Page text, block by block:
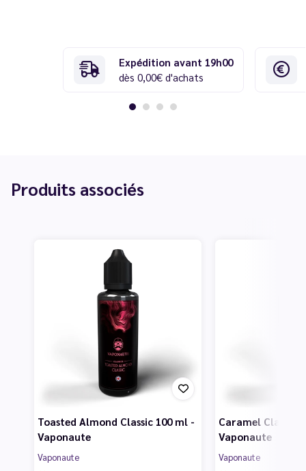
Expédition avant 19h00
dès 0,00€ d'achats
Produits associés
Toasted Almond Classic 100 ml -
Vaponaute
Vaponaute
Caramel Classic
Vaponaute
Vaponaute